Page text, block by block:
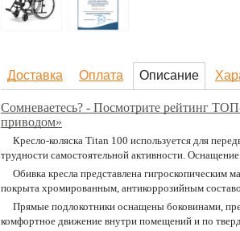
Доставка Оплата Описание
Сомневаетесь? - Посмотрите рейтинг
приводом»
Кресло-коляска Titan 100 используется для
трудности самостоятельной активности.
Обивка кресла представлена гигроскопическим
покрыта хромированным, антикоррозийным
Прямые подлокотники оснащены боковинами,
комфортное движение внутри помещений и по